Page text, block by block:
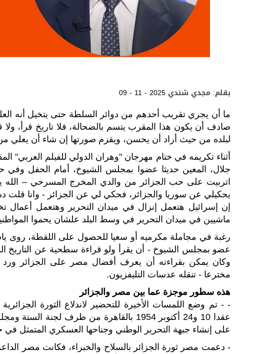
09 - 11 - 2025 بقلم: مجدي شندي
ما أن يجري تقريب أحدهم من دوائر السلطة حتى يتخيل أنه
صادف أن يكون هذا المقرب يتسم بالضحالة، فلا تاريخ قرأ،
لبلده من حيث أراد أن يحسن، ويقزم صورتها إن شاء أن يعلي
جلال، المعين حديثا عضوا بمجلس الشيوخ، أمام الحفل وفي
اتربيت على حب الجزائر من والدي المخرج المسرحي –
إن إسرائيل هتعمل إنزال في ميدان التحرير وهتعمل أعمال
ماشيين في ميدان التحرير في وسط البلد علشان يحموا
رغبة في مجاملة مكرميه أو سعيا للحصول على اللقطة، روى
عضو بمجلس الشيوخ - أن يقرأ ولو قراءة سطحية عن التاريخ
وكان يمكن بقراءته أن يعرف أفضال مصر على الجزائر ورد
مخترعا - تنقله عدسات التليفزيون.
هذه سطور موجزة عما بين مصر والجزائر
عقدا 10 و24 أكتوبر 1954 بالقاهرة من طرف
على إنشاء جبهة التحرير الوطني وجناحها العسكري المتمثل
- دعمت مصر ثورة الجزائر بالسلاح والخبراء، فكانت مصر